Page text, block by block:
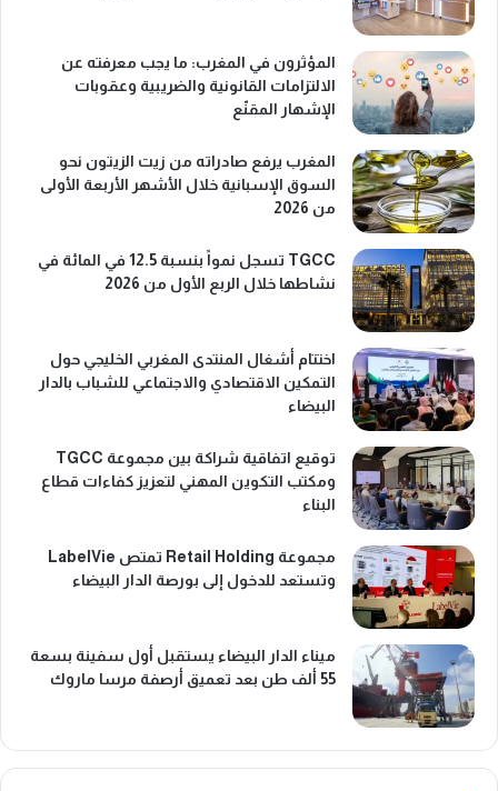
المؤثرون في المغرب: ما يجب معرفته عن
الالتزامات القانونية والضريبية وعقوبات
الإشهار المقنّع
المغرب يرفع صادراته من زيت الزيتون نحو
السوق الإسبانية خلال الأشهر الأربعة الأولى
من 2026
TGCC تسجل نمواً بنسبة 12.5 في المائة في
نشاطها خلال الربع الأول من 2026
اختتام أشغال المنتدى المغربي الخليجي حول
التمكين الاقتصادي والاجتماعي للشباب بالدار
البيضاء
توقيع اتفاقية شراكة بين مجموعة TGCC
ومكتب التكوين المهني لتعزيز كفاءات قطاع
البناء
مجموعة Retail Holding تمتص LabelVie
وتستعد للدخول إلى بورصة الدار البيضاء
ميناء الدار البيضاء يستقبل أول سفينة بسعة
55 ألف طن بعد تعميق أرصفة مرسا ماروك